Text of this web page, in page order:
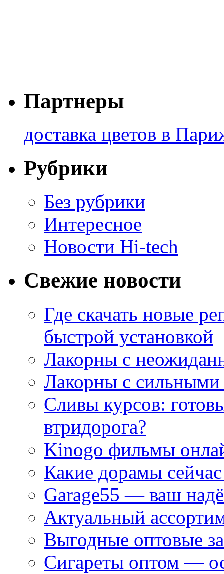
Партнеры
доставка цветов в
Рубрики
Без рубрики
Интересное
Новости Hi-tech
Свежие новости
Где скачать новые
быстрой установкой
Лакорны с
Лакорны с сильными
Сливы курсов:
втридорога?
Kinogo фильмы
Какие дорамы
Garage55 — ваш
Актуальный
Выгодные оптовые
Сигареты оптом —